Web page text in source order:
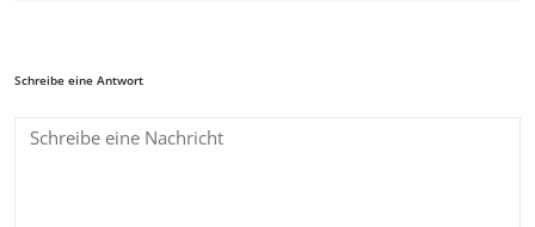
Schreibe eine Antwort